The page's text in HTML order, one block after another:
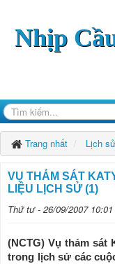
Nhịp
Trang nhất Lịch sử
VỤ THẢM SÁT
LIỆU LỊCH SỬ (1)
Thứ tư - 26/09/2007 10:01
(NCTG) Vụ thảm
trong lịch sử các